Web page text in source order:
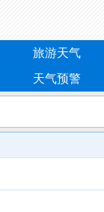
旅游天气
天气预警